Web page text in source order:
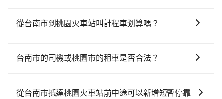
車花費約300元、車程約35分鐘。抵達高鐵站後，步行
站，每人票價1,190元，再用5分鐘出站、等待車站前排
車時間共2小時48分鐘，假設4位同行，高鐵加轉乘之平
時不需要閉目養神（因為要自己開車），最重要的是你
$115~205承租小轎車，每公里再額外加收$3.2，從台南
達目的地後多久原路返回），雖已將eTag和可能的每小
從台南市到桃園火車站叫計程車划算嗎？
灣大車隊、Uber、Line Taxi、Yoxi等，如果在路邊攔不
預約tripool可省高達$1,200。但如果你無法提前預約，
台南市的司機或桃園市的租車是否合法？
車、私家車或野雞車在招攬生意，這不僅是違法可能被
從台南市抵達桃園火車站前中途可以新增短暫停靠